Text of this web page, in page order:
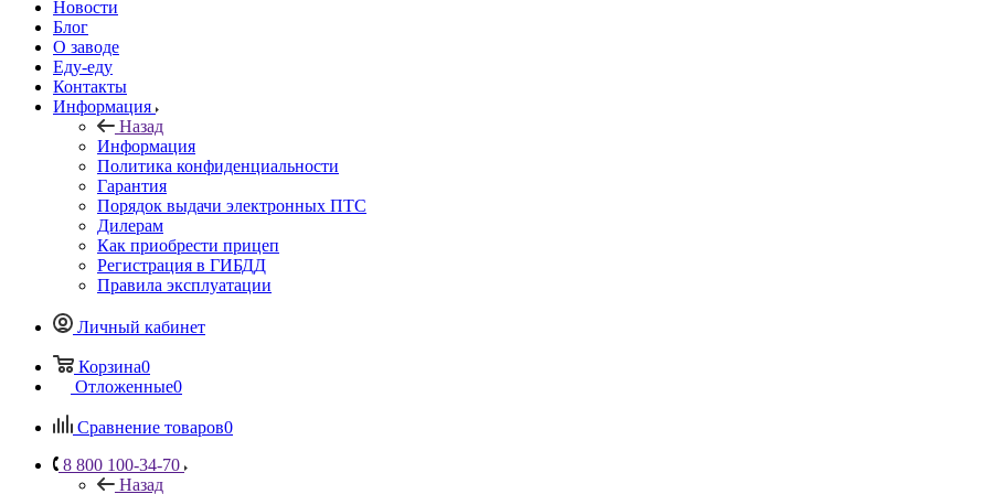
Новости
Блог
О заводе
Еду-еду
Контакты
Информация
Назад
Информация
Политика конфиденциальности
Гарантия
Порядок выдачи электронных ПТС
Дилерам
Как приобрести прицеп
Регистрация в ГИБДД
Правила эксплуатации
Личный кабинет
Корзина0
Отложенные0
Сравнение товаров0
8 800 100-34-70
Назад